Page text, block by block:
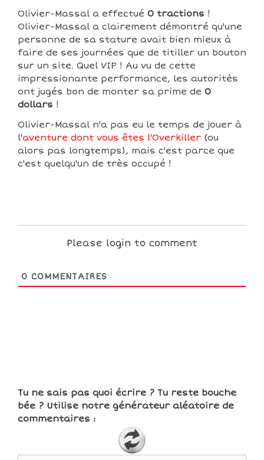
Olivier-Massal a effectué 0 tractions !
Olivier-Massal a clairement démontré qu'une
personne de sa stature avait bien mieux à
faire de ses journées que de titiller un bouton
sur un site. Quel VIP ! Au vu de cette
impressionante performance, les autorités
ont jugés bon de monter sa prime de 0
dollars !
Olivier-Massal n'a pas eu le temps de jouer à
l'aventure dont vous êtes l'Overkiller (ou
alors pas longtemps), mais c'est parce que
c'est quelqu'un de très occupé !
Please login to comment
0 COMMENTAIRES
Tu ne sais pas quoi écrire ? Tu reste bouche
bée ? Utilise notre générateur aléatoire de
commentaires :